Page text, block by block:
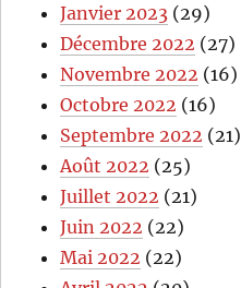
Janvier 2023 (29)
Décembre 2022 (27)
Novembre 2022 (16)
Octobre 2022 (16)
Septembre 2022 (21)
Août 2022 (25)
Juillet 2022 (21)
Juin 2022 (22)
Mai 2022 (22)